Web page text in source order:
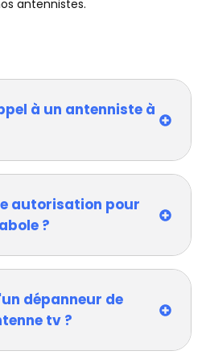
antennistes.
à un antenniste à
autorisation pour
?
dépanneur de
tv ?